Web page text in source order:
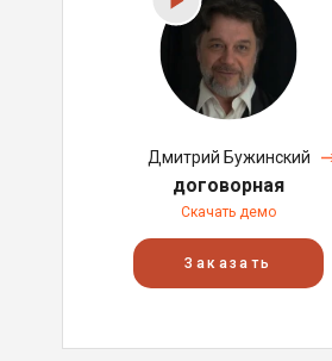
Дмитрий Бужинский
договорная
Скачать демо
Заказать